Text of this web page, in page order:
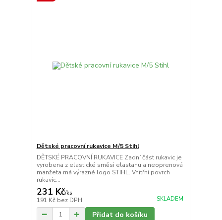
Dětské pracovní rukavice M/5 Stihl
DĚTSKÉ PRACOVNÍ RUKAVICE Zadní část rukavic je
vyrobena z elastické směsi elastanu a neoprenová
manžeta má výrazné logo STIHL. Vnitřní povrch
rukavic...
231 Kč/ks
191 Kč bez DPH SKLADEM
Přidat do košíku